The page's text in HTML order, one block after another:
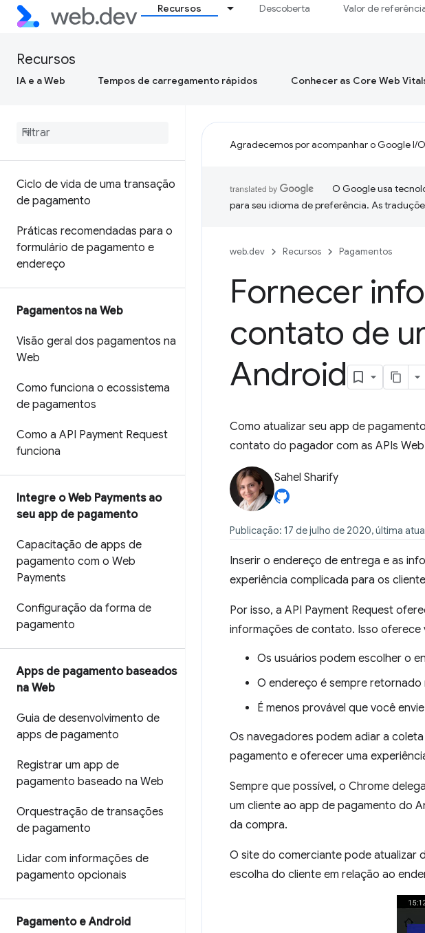
Recursos Descoberta Valor de
Recursos
IA e a Web Tempos de carregamento rápidos Conhecer as Core Web
Ciclo de vida de uma transação
de pagamento
Práticas recomendadas para o
formulário de pagamento e
endereço
Pagamentos na Web
Visão geral dos pagamentos na
Web
Como funciona o ecossistema
de pagamentos
Como a API Payment Request
funciona
Integre o Web Payments ao
seu app de pagamento
Capacitação de apps de
pagamento com o Web
Payments
Configuração da forma de
pagamento
Apps de pagamento baseados
na Web
Guia de desenvolvimento de
apps de pagamento
Registrar um app de
pagamento baseado na Web
Orquestração de transações
de pagamento
Lidar com informações de
pagamento opcionais
Pagamento e Android
Agradecemos por acompanhar o Google I/
O Google usa
para seu idioma de preferência. As
web.dev Recursos Pagamentos
Fornecer
contato de
Android
Como atualizar seu app de
contato do pagador com as APIs
Sahel Sharify
Publicação: 17 de julho de 2020, última
Inserir o endereço de entrega e as
experiência complicada para os
Por isso, a API Payment Request
informações de contato. Isso oferece
Os usuários podem escolher o
O endereço é sempre retornado
É menos provável que você
Os navegadores podem adiar a
pagamento e oferecer uma
Sempre que possível, o Chrome
um cliente ao app de pagamento do
da compra.
O site do comerciante pode atualizar
escolha do cliente em relação ao